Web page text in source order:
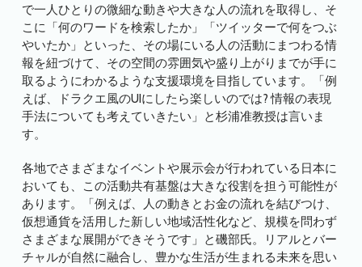
で一人ひとりの微細な動きや大きな人の流れを取得し、そ
こに「何のワードを検索したか」「ツイッターで何をつぶ
やいたか」といった、その場にいる人の活動にまつわる情
報を紐づけて、その空間の雰囲気や盛り上がりまでが手に
取るようにわかるような支援環境を目指しています。「例
えば、ドラクエ風のUIにしたら楽しいのでは? 情報の表現
手法についても考えていきたい」と杉浦准教授は言いま
す。
各地でさまざまなイベントや展示会が行われている日本に
おいても、この活動共有基盤は大きな役割を担う可能性が
あります。「例えば、人の動きとお金の流れを結びつけ、
仮想通貨を活用した新しい地域活性化など、規模を問わず
さまざまな展開ができそうです」と磯部氏。リアルとバー
チャルが自然に融合し、豊かな生活が生まれる未来を思い